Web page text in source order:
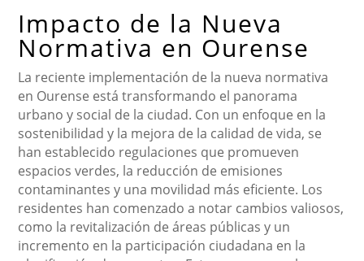
Impacto de la Nueva
Normativa en Ourense
La reciente implementación de la nueva normativa
en Ourense está transformando el panorama
urbano y social de la ciudad. Con un enfoque en la
sostenibilidad y la mejora de la calidad de vida, se
han establecido regulaciones que promueven
espacios verdes, la reducción de emisiones
contaminantes y una movilidad más eficiente. Los
residentes han comenzado a notar cambios valiosos,
como la revitalización de áreas públicas y un
incremento en la participación ciudadana en la